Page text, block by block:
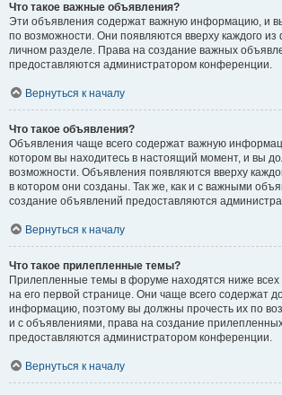
Что такое важные объявления?
Эти объявления содержат важную информацию, и
по возможности. Они появляются вверху каждого
личном разделе. Права на создание важных
предоставляются администратором конференции.
Вернуться к началу
Что такое объявления?
Объявления чаще всего содержат важную
котором вы находитесь в настоящий момент, и вы
возможности. Объявления появляются вверху
в котором они созданы. Так же, как и с важными
создание объявлений предоставляются
Вернуться к началу
Что такое прилепленные темы?
Прилепленные темы в форуме находятся ниже всех
на его первой странице. Они чаще всего содержат
информацию, поэтому вы должны прочесть их по
и с объявлениями, права на создание
предоставляются администратором конференции.
Вернуться к началу